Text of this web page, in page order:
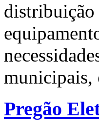
distribuição
municipais,
Pregão